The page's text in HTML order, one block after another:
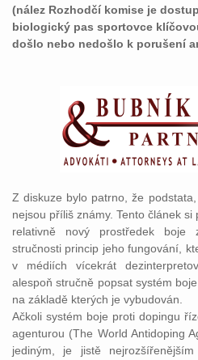
(nález Rozhodčí komise je
biologický pas sportovce
došlo nebo nedošlo k porušení
Z diskuze bylo patrno, že
nejsou příliš známy. Tento článek
relativně nový prostředek
stručnosti princip jeho fungování,
v médiích vícekrát
alespoň stručně popsat systém
na základě kterých je vybudován.
Ačkoli systém boje proti dopingu
agenturou (The World Antidoping
jediným, je jistě